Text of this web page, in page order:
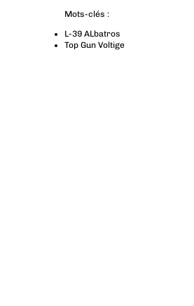
Mots-clés :
L-39 ALbatros
Top Gun Voltige